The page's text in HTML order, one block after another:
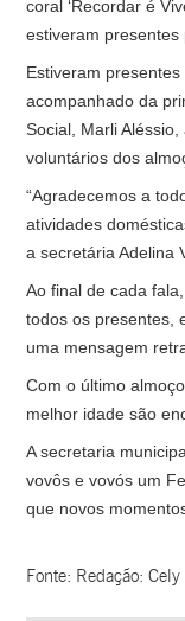
coral ‘Recordar é
estiveram presentes
Estiveram
acompanhado da
Social, Marli
voluntários dos
“Agradecemos a
atividades
a secretária Adelina
Ao final de cada
todos os presentes,
uma mensagem
Com o último
melhor idade são
A secretaria
vovôs e vovós um
que novos
Fonte: Redação: Cely